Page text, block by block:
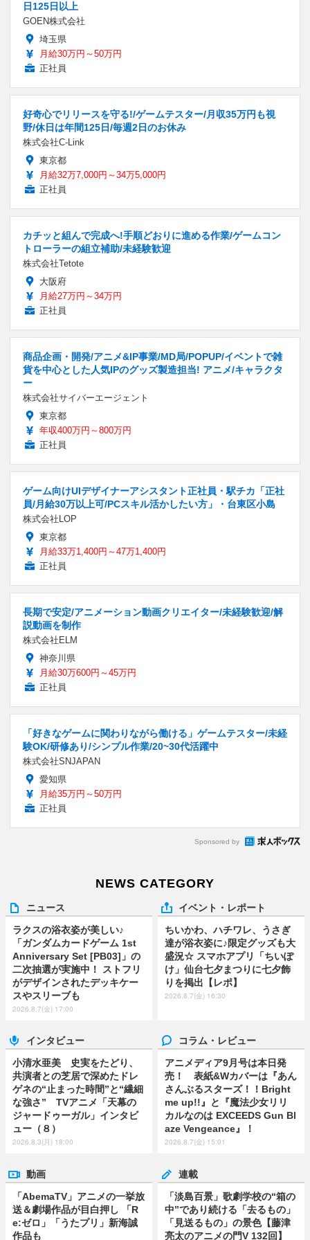
日125日以上
GOEN株式会社
埼玉県
月給30万円～50万円
正社員
好奇心でリリースを守る!/ゲームテスター/月収35万円も視
野/休日は年間125日/毎週2日のお休み
株式会社C-Link
東京都
月給32万7,000円～34万5,000円
正社員
カチッと組んで完成へ!手順どおりに進める作業/ゲームコン
トローラーの組立補助/未経験歓迎
株式会社Tetote
大阪府
月給27万円～34万円
正社員
商品企画・開発/アニメ&IP事業/MD局/POPUP/イベントで雑
貨を中心とした人気IPのグッズ製造担当! アニメ/キャラクタ
ー
株式会社サイバーエージェント
東京都
年収400万円～800万円
正社員
ゲーム向けUIデザイナーアシスタント正社員・駅チカ「正社
員/月給30万以上可/PCスキル活かしたい方」・台東区小島
株式会社LOP
東京都
月給33万1,400円～47万1,400円
正社員
長期で安定/アニメーション動画クリエイター/未経験歓迎/解
説動画を制作
株式会社ELM
神奈川県
月給30万600円～45万円
正社員
「好きなゲームに関わりながら働ける」ゲームテスター/未経
験OK/研修あり/シンプル作業/20~30代活躍中
株式会社SNJAPAN
愛知県
月給35万円～50万円
正社員
Sponsored by
NEWS CATEGORY
ニュース
ラクスの浴衣姿が美しい♪
「ガンダムカードゲーム 1st
Anniversary Set [PB03]」の
二次抽選が実施中！ ストフリ
がデザインされたデッキケー
スやスリーブも
2026.8.7(金) 17:00
イベント・レポート
ちいかわ、ハチワレ、うさぎ
達が浴衣姿に♪限定グッズも大
盛況☆ スマホアプリ「ちいぽ
け」仙台七夕まつりに七夕飾
りを掲出【レポ】
2026.8.7(金) 16:30
インタビュー
小清水亜美 史実をたどり、
共演者との芝居で深めたドレ
ゲネの“止まった時間”と“繊細
な強さ” TVアニメ「天幕の
ジャードゥーガル」インタビ
ュー（８）
2026.8.3(月) 18:00
コラム・レビュー
アニメディア9月号は本日発
売！ 表紙&Wカバーは『あん
さんぶるスターズ！！Bright
me up!!』と『魔法少女リリ
カルなのは EXCEEDS Gun Bl
aze Vengeance』！
2026.8.7(金) 15:01
動画
「AbemaTV」アニメの一挙放
送＆劇場作品が目白押し 「R
e:ゼロ」「うたプリ」新海誠
作品も
連載
「淡島百景」歌劇学校の“箱の
中”であり続ける「去るもの」
「見送るもの」の景色【藤津
亮太のアニメの門V 132回】